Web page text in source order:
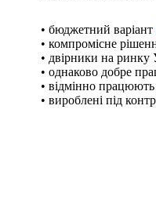
• бюджетний варіант
• компромісне
• двірники на ринку
• однаково добре
• відмінно працюють
• вироблені під